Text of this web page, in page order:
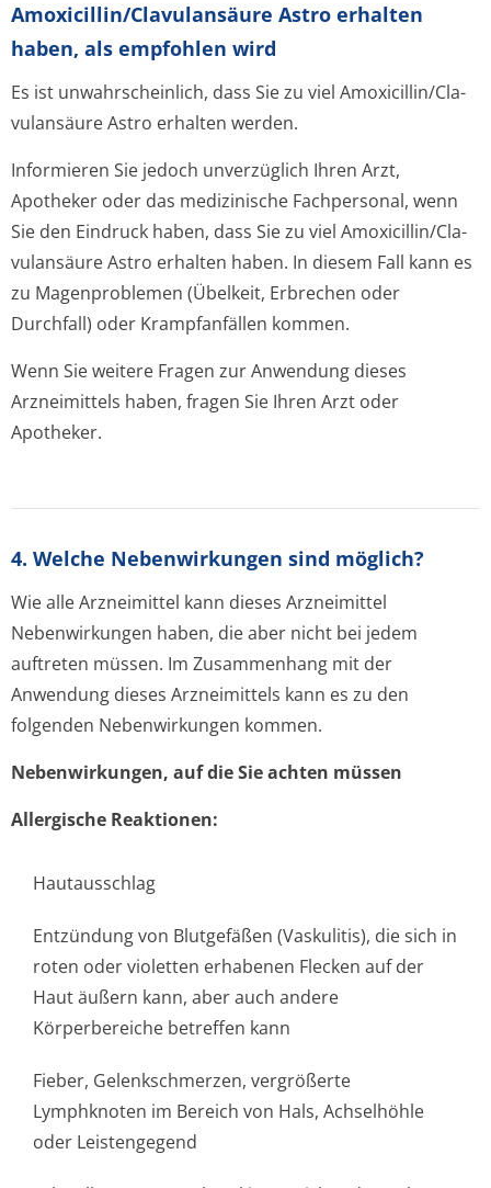
Amoxicillin/Cla­vulansäure Astro erhalten
haben, als empfohlen wird
Es ist unwahrscheinlich, dass Sie zu viel Amoxicillin/Cla­
vulansäure Astro erhalten werden.
Informieren Sie jedoch unverzüglich Ihren Arzt,
Apotheker oder das medizinische Fachpersonal, wenn
Sie den Eindruck haben, dass Sie zu viel Amoxicillin/Cla­
vulansäure Astro erhalten haben. In diesem Fall kann es
zu Magenproblemen (Übelkeit, Erbrechen oder
Durchfall) oder Krampfanfällen kommen.
Wenn Sie weitere Fragen zur Anwendung dieses
Arzneimittels haben, fragen Sie Ihren Arzt oder
Apotheker.
4. Welche Nebenwirkungen sind möglich?
Wie alle Arzneimittel kann dieses Arzneimittel
Nebenwirkungen haben, die aber nicht bei jedem
auftreten müssen. Im Zusammenhang mit der
Anwendung dieses Arzneimittels kann es zu den
folgenden Nebenwirkungen kommen.
Nebenwirkungen, auf die Sie achten müssen
Allergische Reaktionen:
Hautausschlag
Entzündung von Blutgefäßen (Vaskulitis), die sich in
roten oder violetten erhabenen Flecken auf der
Haut äußern kann, aber auch andere
Körperbereiche betreffen kann
Fieber, Gelenkschmerzen, vergrößerte
Lymphknoten im Bereich von Hals, Achselhöhle
oder Leistengegend